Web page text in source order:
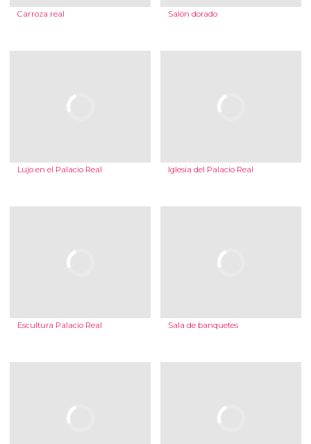
Carroza real Salón dorado
Lujo en el Palacio Real Iglesia del Palacio Real
Escultura Palacio Real Sala de banquetes